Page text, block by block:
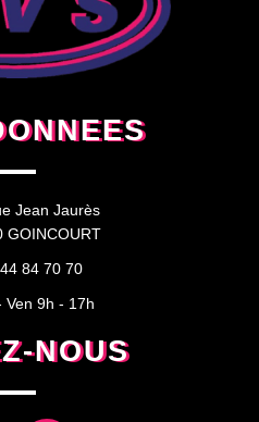
Jean Jaurès
GOINCOURT
84 70 70
Ven 9h - 17h
NOUS